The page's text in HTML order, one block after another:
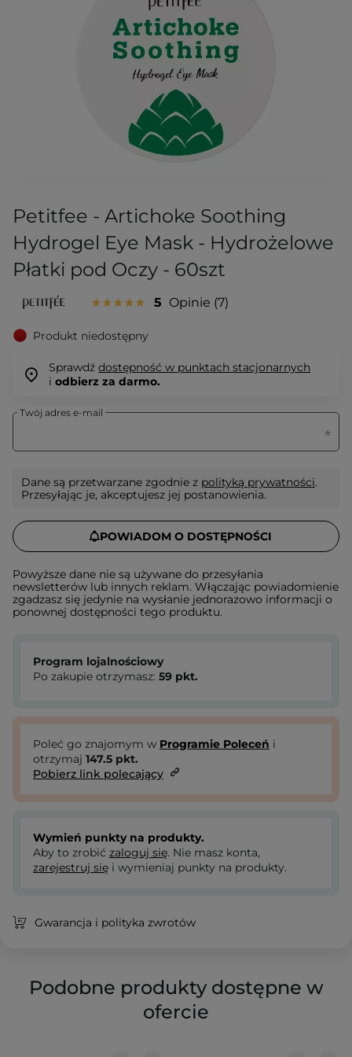
Petitfee - Artichoke Soothing
Hydrogel Eye Mask - Hydrożelowe
Płatki pod Oczy - 60szt
5 Opinie 7
Produkt niedostępny
Sprawdź dostępność w punktach stacjonarnych
i odbierz za darmo.
Twój adres e-mail
Dane są przetwarzane zgodnie z polityką prywatności.
Przesyłając je, akceptujesz jej postanowienia.
POWIADOM O DOSTĘPNOŚCI
Powyższe dane nie są używane do przesyłania
newsletterów lub innych reklam. Włączając powiadomienie
zgadzasz się jedynie na wysłanie jednorazowo informacji o
ponownej dostępności tego produktu.
Program lojalnościowy
Po zakupie otrzymasz: 59 pkt.
Poleć go znajomym w Programie Poleceń i
otrzymaj 147.5 pkt.
Pobierz link polecający
Wymień punkty na produkty.
Aby to zrobić zaloguj się. Nie masz konta,
zarejestruj się i wymieniaj punkty na produkty.
Gwarancja i polityka zwrotów
Podobne produkty dostępne w
ofercie